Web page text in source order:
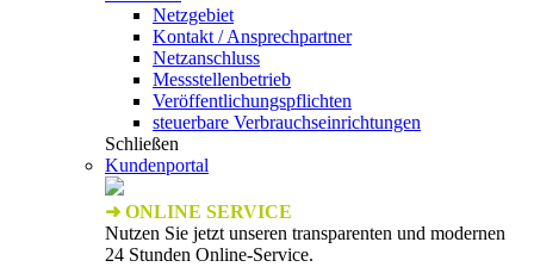
Netzgebiet
Kontakt / Ansprechpartner
Netzanschluss
Messstellenbetrieb
Veröffentlichungspflichten
steuerbare Verbrauchseinrichtungen
Schließen
Kundenportal
➜ ONLINE SERVICE
Nutzen Sie jetzt unseren transparenten und modernen
24 Stunden Online-Service.